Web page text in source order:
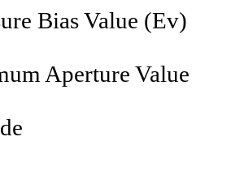
Bias Value (Ev)
Aperture Value